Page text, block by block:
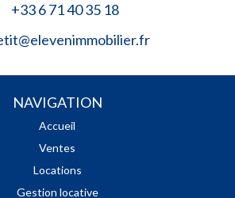
+33 6 71 40 35 18
NAVIGATION
Accueil
Ventes
Locations
Gestion locative